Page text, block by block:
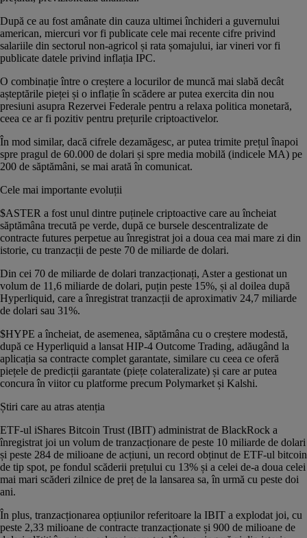
După ce au fost amânate din cauza ultimei închideri a guvernului
american, miercuri vor fi publicate cele mai recente cifre privind
salariile din sectorul non-agricol și rata șomajului, iar vineri vor fi
publicate datele privind inflația IPC.
O combinație între o creștere a locurilor de muncă mai slabă decât
așteptările pieței și o inflație în scădere ar putea exercita din nou
presiuni asupra Rezervei Federale pentru a relaxa politica monetară,
ceea ce ar fi pozitiv pentru prețurile criptoactivelor.
În mod similar, dacă cifrele dezamăgesc, ar putea trimite prețul înapoi
spre pragul de 60.000 de dolari și spre media mobilă (indicele MA) pe
200 de săptămâni, se mai arată în comunicat.
Cele mai importante evoluții
$ASTER a fost unul dintre puținele criptoactive care au încheiat
săptămâna trecută pe verde, după ce bursele descentralizate de
contracte futures perpetue au înregistrat joi a doua cea mai mare zi din
istorie, cu tranzacții de peste 70 de miliarde de dolari.
Din cei 70 de miliarde de dolari tranzacționați, Aster a gestionat un
volum de 11,6 miliarde de dolari, puțin peste 15%, și al doilea după
Hyperliquid, care a înregistrat tranzacții de aproximativ 24,7 miliarde
de dolari sau 31%.
$HYPE a încheiat, de asemenea, săptămâna cu o creștere modestă,
după ce Hyperliquid a lansat HIP-4 Outcome Trading, adăugând la
aplicația sa contracte complet garantate, similare cu ceea ce oferă
piețele de predicții garantate (piețe colateralizate) și care ar putea
concura în viitor cu platforme precum Polymarket și Kalshi.
Știri care au atras atenția
ETF-ul iShares Bitcoin Trust (IBIT) administrat de BlackRock a
înregistrat joi un volum de tranzacționare de peste 10 miliarde de dolari
și peste 284 de milioane de acțiuni, un record obținut de ETF-ul bitcoin
de tip spot, pe fondul scăderii prețului cu 13% și a celei de-a doua celei
mai mari scăderi zilnice de preț de la lansarea sa, în urmă cu peste doi
ani.
În plus, tranzacționarea opțiunilor referitoare la IBIT a explodat joi, cu
peste 2,33 milioane de contracte tranzacționate și 900 de milioane de